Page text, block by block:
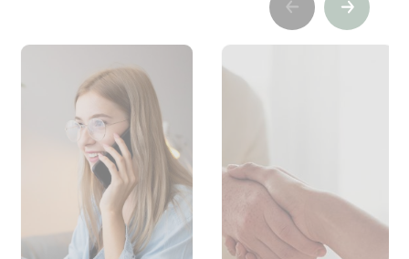
PreviousSuivant